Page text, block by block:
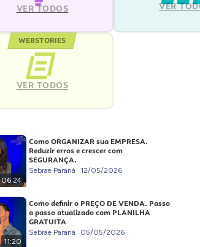
VER TODOS VER
WEBSTORIES
VER TODOS
06:24
Como ORGANIZAR sua EMPRESA.
Reduzir erros e crescer com
SEGURANÇA.
Sebrae Paraná 12/05/2026
11:20
Como definir o PREÇO DE VENDA. Passo
a passo atualizado com PLANILHA
GRATUITA
Sebrae Paraná 05/05/2026